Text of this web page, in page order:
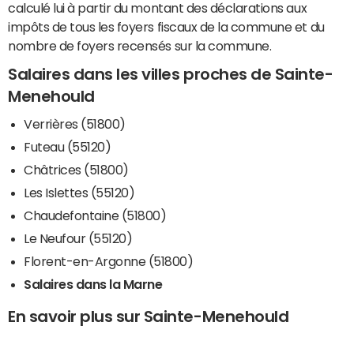
calculé lui à partir du montant des déclarations aux
impôts de tous les foyers fiscaux de la commune et du
nombre de foyers recensés sur la commune.
Salaires dans les villes proches de Sainte-
Menehould
Verrières (51800)
Futeau (55120)
Châtrices (51800)
Les Islettes (55120)
Chaudefontaine (51800)
Le Neufour (55120)
Florent-en-Argonne (51800)
Salaires dans la Marne
En savoir plus sur Sainte-Menehould